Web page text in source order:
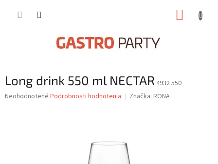
Long drink 550 ml NECTAR 4932 550
Priemerné
Neohodnotené Podrobnosti hodnotenia Značka: RONA